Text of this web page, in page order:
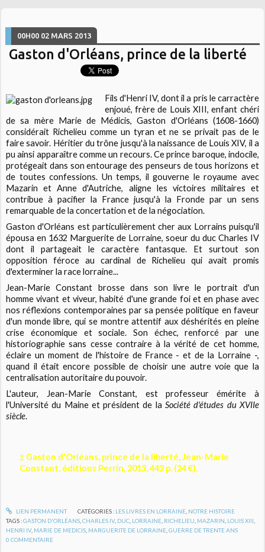
00H00 02 MARS 2013
Gaston d'Orléans, prince de la liberté
Fils d'Henri IV, dont il a pris le carractère
enjoué, frère de Louis XIII, enfant chéri
de sa mère Marie de Médicis, Gaston d'Orléans (1608-1660)
considérait Richelieu comme un tyran et ne se privait pas de le
faire savoir. Héritier du trône jusqu'à la naissance de Louis XIV, il a
pu ainsi apparaître comme un recours. Ce prince baroque, indocile,
protégeait dans son entourage des penseurs de tous horizons et
de toutes confessions. Un temps, il gouverne le royaume avec
Mazarin et Anne d'Autriche, aligne les victoires militaires et
contribue à pacifier la France jusqu'à la Fronde par un sens
remarquable de la concertation et de la négociation.
Gaston d'Orléans est particulièrement cher aux Lorrains puisqu'il
épousa en 1632 Marguerite de Lorraine, soeur du duc Charles IV
dont il partageait le caractère fantasque. Et surtout son
opposition féroce au cardinal de Richelieu qui avait promis
d'exterminer la race lorraine...
Jean-Marie Constant brosse dans son livre le portrait d'un
homme vivant et viveur, habité d'une grande foi et en phase avec
nos réflexions contemporaines par sa pensée politique en faveur
d'un monde libre, qui se montre attentif aux déshérités en pleine
crise économique et sociale. Son échec, renforcé par une
historiographie sans cesse contraire à la vérité de cet homme,
éclaire un moment de l'histoire de France - et de la Lorraine -,
quand il était encore possible de choisir une autre voie que la
centralisation autoritaire du pouvoir.
L'auteur, Jean-Marie Constant, est professeur émérite à
l'Université du Maine et président de laSociété d'études du XVIIe
siècle.
‡ Gaston d'Orléans, prince de la liberté, Jean-Marie
Constant, éditions Perrin, 2013, 442 p. (24 €).
LIEN PERMANENT CATÉGORIES : LES LIVRES EN LORRAINE, NOTRE HISTOIRE
TAGS :GASTON D'ORLÉANS ,CHARLES IV, DUC LORRAINE RICHELIEU MAZARIN LOUIS XIII
HENRI IV, MARIE DE MEDICIS MARGUERITE DE LORRAINE ,GUERRE DE TRENTE ANS
0 COMMENTAIRE